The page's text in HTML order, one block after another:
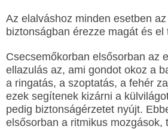
Az elalváshoz minden esetben
biztonságban érezze magát és el
Csecsemőkorban elsősorban az
ellazulás az, ami gondot okoz a
a ringatás, a szoptatás, a fehér
ezek segítenek kizárni a
pedig biztonságérzetet nyújt.
elsősorban a ritmikus mozgások,